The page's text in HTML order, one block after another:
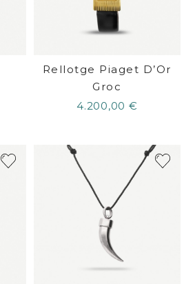
Rellotge Piaget D’Or
Groc
4.200,00 €